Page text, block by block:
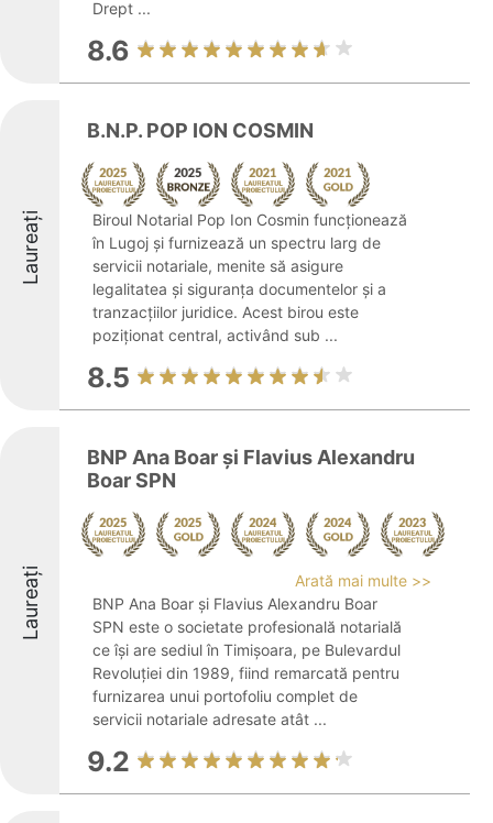
Drept ...
8.6
Laureați
B.N.P. POP ION COSMIN
Biroul Notarial Pop Ion Cosmin funcționează
în Lugoj și furnizează un spectru larg de
servicii notariale, menite să asigure
legalitatea și siguranța documentelor și a
tranzacțiilor juridice. Acest birou este
poziționat central, activând sub ...
8.5
Laureați
BNP Ana Boar și Flavius Alexandru
Boar SPN
Arată mai multe >>
BNP Ana Boar și Flavius Alexandru Boar
SPN este o societate profesională notarială
ce își are sediul în Timișoara, pe Bulevardul
Revoluției din 1989, fiind remarcată pentru
furnizarea unui portofoliu complet de
servicii notariale adresate atât ...
9.2